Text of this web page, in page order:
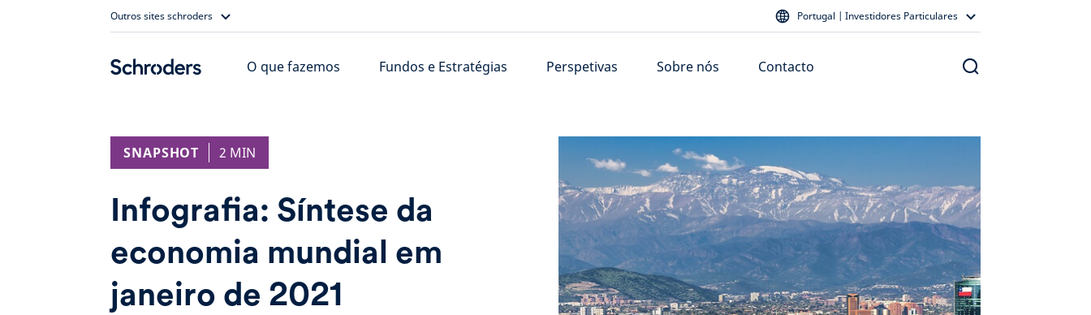
Outros sites schroders Portugal | Investidores Particulares
O que fazemos Fundos e Estratégias Perspetivas Sobre nós Contacto
SNAPSHOT 2 MIN
Infografia: Síntese da
economia mundial em
janeiro de 2021